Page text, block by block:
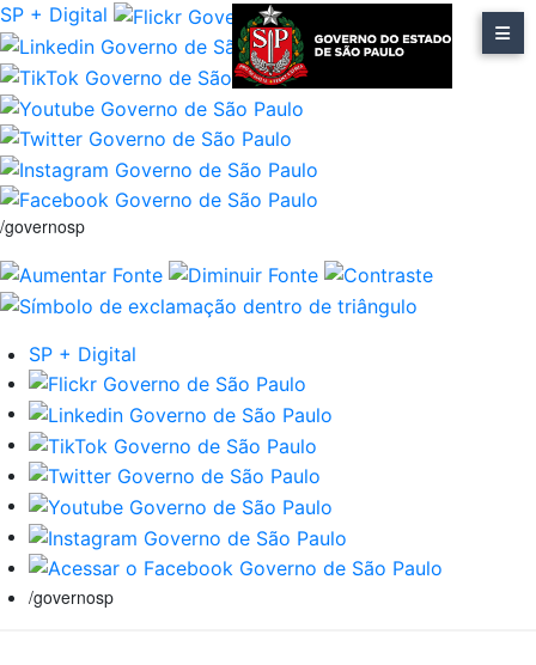
SP + Digital
/governosp
SP + Digital
/governosp